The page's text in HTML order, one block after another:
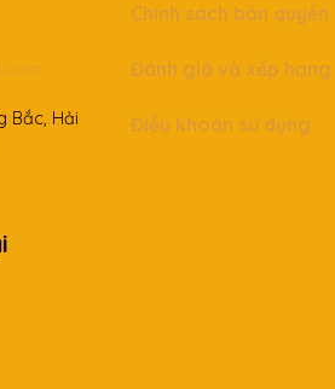
Bắc, Hải
Chính sách bản quyền
Đánh giá và xếp hạng
Điều khoản sử dụng